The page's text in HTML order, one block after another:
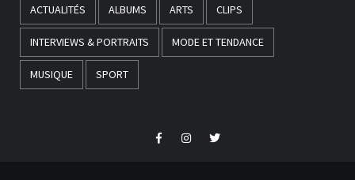
ACTUALITÉS ALBUMS ARTS CLIPS
INTERVIEWS & PORTRAITS MODE ET TENDANCE
MUSIQUE SPORT
FacebookInstagramTwitter